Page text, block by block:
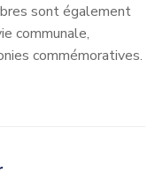
sont également
communale,
commémoratives.